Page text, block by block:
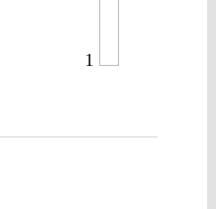
1